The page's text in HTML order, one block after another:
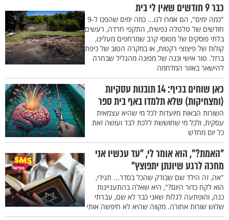
כבר 9 חודשים שאין לי בית
"כמה ימים", הם אמרו לנו... כמה ימים שהפכו ל-9
חודשים של טלטלה נפשית, התקפי חרדה, רעשים
בלתי פוסקים של מטוסי קרב שמרחפים מעלינו,
קולות של פיצוצי רקטות, או במקרה הטוב של כיפת
ברזל. טור אישי וכנה של מפונה מהגליל שבחרה
להישאר באזור המלחמה
כאן שוחים בכיף: 14 תובנות עסקיות
(ומצחיקות) שלא תלמדו באף בית ספר
השורות הבאות מיועדות לכל מי שהיא עצמאית
עסקית, ולכל מי שחוששת ללכת לבד ועושה זאת
כל יום מחדש
"האמת?", הוא אומר לי, "עד עכשיו אני
מחכה לרגע שיונתן יתפוצץ"
"אה, זה הילד שם שבודק שהכל בסדר... תגידי,
הוא לקח כדור היום?", היא שאלה בהתעניינות
כנה, והופתעה לגלות שאני כבר לא שם, עברתי
שלוש שורות אחורה. מקווה שהיא לא חיפשה אותי